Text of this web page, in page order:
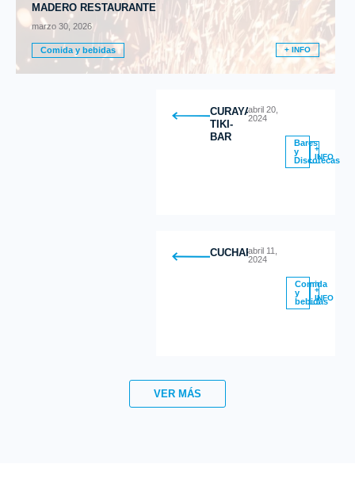
MADERO RESTAURANTE
marzo 30, 2026
Comida y bebidas + INFO
CURAYACU
TIKI-
BAR
abril 20,
2024
Bares
y
Discotecas
+
INFO
CUCHARITAS
abril 11,
2024
Comida
y
bebidas
+
INFO
VER MÁS